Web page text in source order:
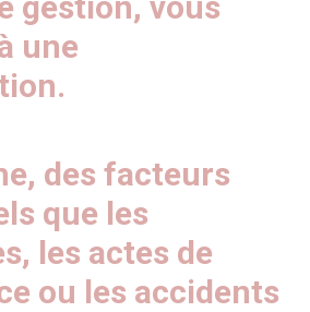
une
des facteurs
que les
les actes de
ou les accidents